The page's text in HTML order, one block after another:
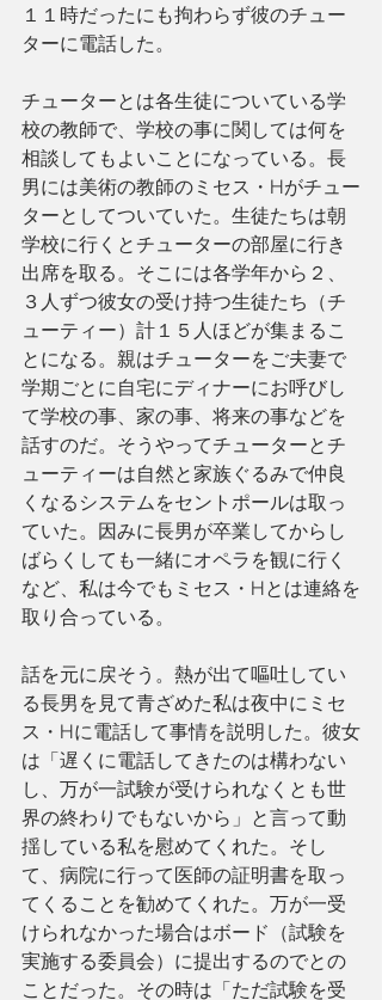
１１時だったにも拘わらず彼のチュー
ターに電話した。
チューターとは各生徒についている学
校の教師で、学校の事に関しては何を
相談してもよいことになっている。長
男には美術の教師のミセス・Hがチュー
ターとしてついていた。生徒たちは朝
学校に行くとチューターの部屋に行き
出席を取る。そこには各学年から２、
３人ずつ彼女の受け持つ生徒たち（チ
ューティー）計１５人ほどが集まるこ
とになる。親はチューターをご夫妻で
学期ごとに自宅にディナーにお呼びし
て学校の事、家の事、将来の事などを
話すのだ。そうやってチューターとチ
ューティーは自然と家族ぐるみで仲良
くなるシステムをセントポールは取っ
ていた。因みに長男が卒業してからし
ばらくしても一緒にオペラを観に行く
など、私は今でもミセス・Hとは連絡を
取り合っている。
話を元に戻そう。熱が出て嘔吐してい
る長男を見て青ざめた私は夜中にミセ
ス・Hに電話して事情を説明した。彼女
は「遅くに電話してきたのは構わない
し、万が一試験が受けられなくとも世
界の終わりでもないから」と言って動
揺している私を慰めてくれた。そし
て、病院に行って医師の証明書を取っ
てくることを勧めてくれた。万が一受
けられなかった場合はボード（試験を
実施する委員会）に提出するのでとの
ことだった。その時は「ただ試験を受